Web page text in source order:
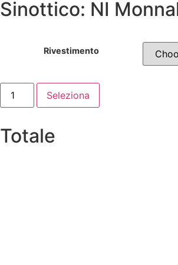
Sinottico: NI
Rivestimento
Seleziona
Totale